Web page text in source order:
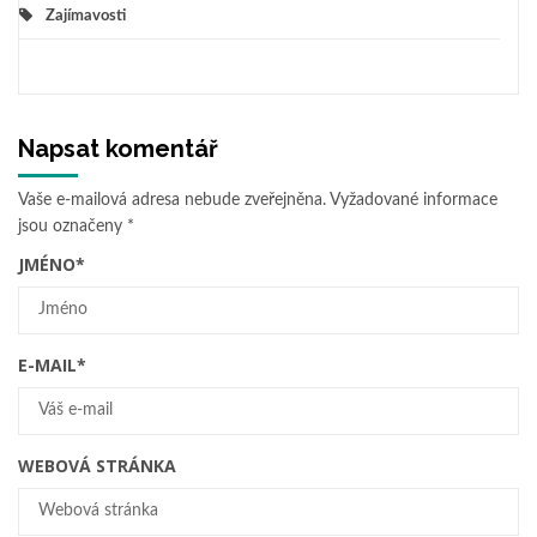
Zajímavosti
Napsat komentář
Vaše e-mailová adresa nebude zveřejněna. Vyžadované informace
jsou označeny *
JMÉNO*
E-MAIL*
WEBOVÁ STRÁNKA